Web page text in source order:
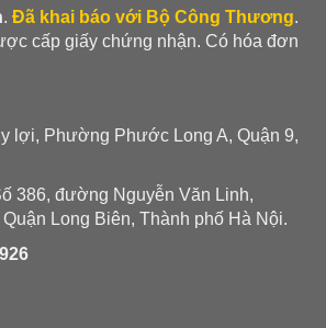
. Đã khai báo với Bộ Công Thương.
cấp giấy chứng nhận. Có hóa đơn
lợi, Phường Phước Long A, Quận 9,
386, đường Nguyễn Văn Linh,
Long Biên, Thành phố Hà Nội.